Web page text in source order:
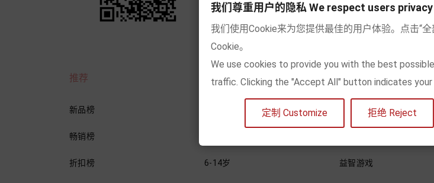
推荐
新品榜
畅销榜
折扣榜
年龄分类
6-14岁
内容分类
益智游戏
我们尊重用户的隐私 We respect users privacy
我们使用Cookie来为您提供最佳的用户体验。点击“
Cookie。
We use cookies to provide you with the best
traffic. Clicking the "Accept All" button indicates
定制 Customize 拒绝 Reject